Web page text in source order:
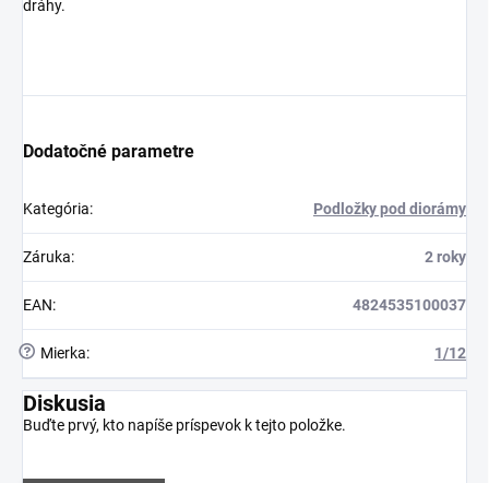
dráhy.
Dodatočné parametre
Kategória: Podložky pod diorámy
Záruka: 2 roky
EAN: 4824535100037
? Mierka: 1/12
Diskusia
Buďte prvý, kto napíše príspevok k tejto položke.